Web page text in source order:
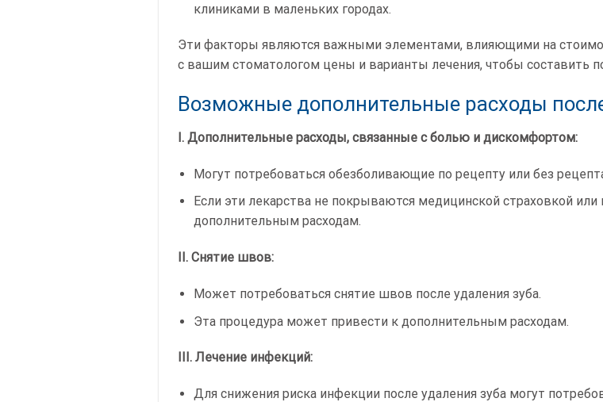
клиниками в маленьких городах.
Эти факторы являются важными элементами, влияющими на
с вашим стоматологом цены и варианты лечения, чтобы составить
Возможные дополнительные расходы
I. Дополнительные расходы, связанные с болью и дискомфортом:
Могут потребоваться обезболивающие по рецепту или без
Если эти лекарства не покрываются медицинской страховкой
дополнительным расходам.
II. Снятие швов:
Может потребоваться снятие швов после удаления зуба.
Эта процедура может привести к дополнительным расходам.
III. Лечение инфекций:
Для снижения риска инфекции после удаления зуба могут